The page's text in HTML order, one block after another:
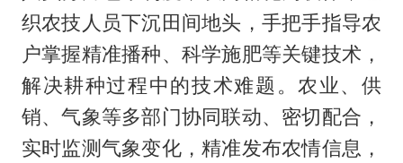
织农技人员下沉田间地头，手把手指导农
户掌握精准播种、科学施肥等关键技术，
解决耕种过程中的技术难题。农业、供
销、气象等多部门协同联动、密切配合，
实时监测气象变化，精准发布农情信息，